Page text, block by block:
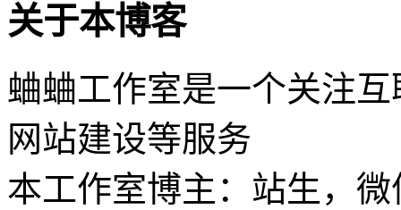
关于本博客
蛐蛐工作室是一个关注
网站建设等服务
本工作室博主：站生，微